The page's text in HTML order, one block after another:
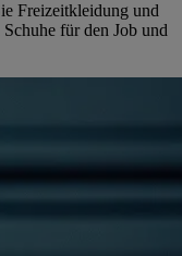
Freizeitkleidung und
für den Job und